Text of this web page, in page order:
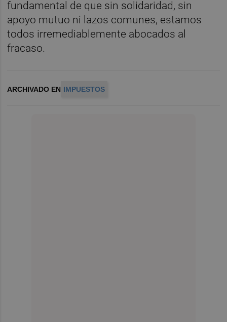
fundamental de que sin solidaridad, sin
apoyo mutuo ni lazos comunes, estamos
todos irremediablemente abocados al
fracaso.
ARCHIVADO EN IMPUESTOS